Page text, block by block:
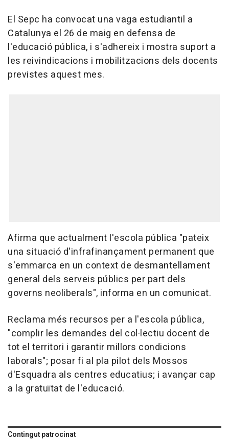
El Sepc ha convocat una vaga estudiantil a
Catalunya el 26 de maig en defensa de
l'educació pública, i s'adhereix i mostra suport a
les reivindicacions i mobilitzacions dels docents
previstes aquest mes.
Afirma que actualment l'escola pública "pateix
una situació d'infrafinançament permanent que
s'emmarca en un context de desmantellament
general dels serveis públics per part dels
governs neoliberals", informa en un comunicat.
Reclama més recursos per a l'escola pública,
"complir les demandes del col·lectiu docent de
tot el territori i garantir millors condicions
laborals"; posar fi al pla pilot dels Mossos
d'Esquadra als centres educatius; i avançar cap
a la gratuïtat de l'educació.
Contingut patrocinat